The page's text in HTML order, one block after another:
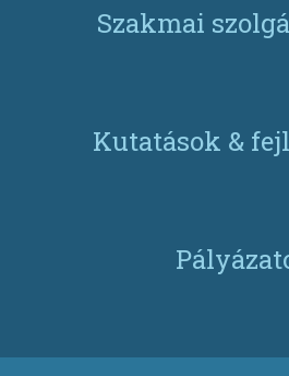
Szakmai
Kutatások &